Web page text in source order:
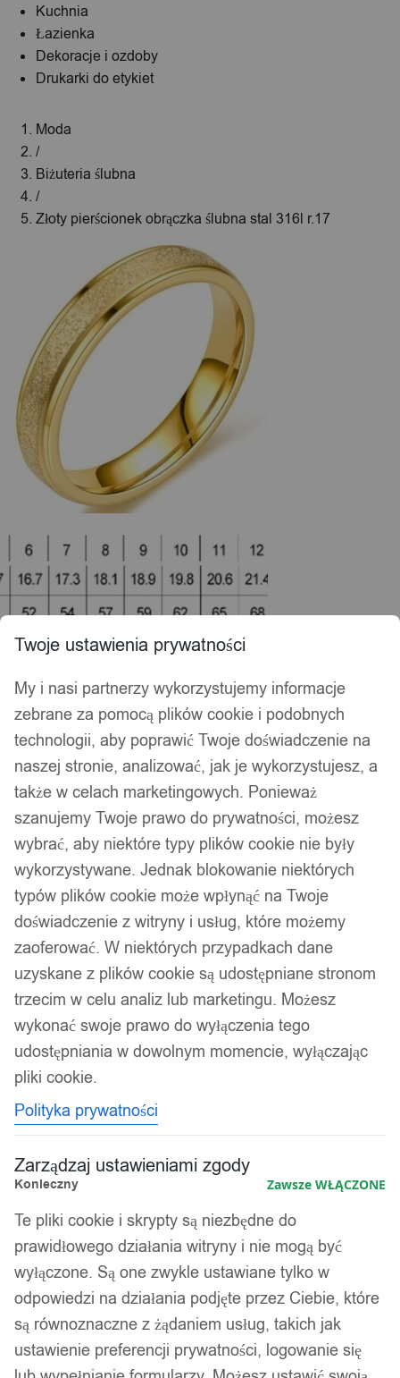
Kuchnia
Łazienka
Dekoracje i ozdoby
Drukarki do etykiet
Moda
/
Biżuteria ślubna
/
Złoty pierścionek obrączka ślubna stal 316l r.17
/ 2
Twoje ustawienia prywatności
My i nasi partnerzy wykorzystujemy informacje
zebrane za pomocą plików cookie i podobnych
technologii, aby poprawić Twoje doświadczenie na
naszej stronie, analizować, jak je wykorzystujesz, a
także w celach marketingowych. Ponieważ
szanujemy Twoje prawo do prywatności, możesz
wybrać, aby niektóre typy plików cookie nie były
wykorzystywane. Jednak blokowanie niektórych
typów plików cookie może wpłynąć na Twoje
doświadczenie z witryny i usług, które możemy
zaoferować. W niektórych przypadkach dane
uzyskane z plików cookie są udostępniane stronom
trzecim w celu analiz lub marketingu. Możesz
wykonać swoje prawo do wyłączenia tego
udostępniania w dowolnym momencie, wyłączając
pliki cookie.
Polityka prywatności
Zarządzaj ustawieniami zgody
Konieczny Zawsze WŁĄCZONE
Te pliki cookie i skrypty są niezbędne do
prawidłowego działania witryny i nie mogą być
wyłączone. Są one zwykle ustawiane tylko w
odpowiedzi na działania podjęte przez Ciebie, które
są równoznaczne z żądaniem usług, takich jak
ustawienie preferencji prywatności, logowanie się